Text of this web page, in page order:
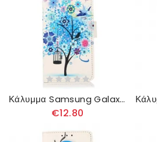
Κάλυμμα Samsung Galaxy A13 5G Ανθισμένο Δέντρο
€12.80